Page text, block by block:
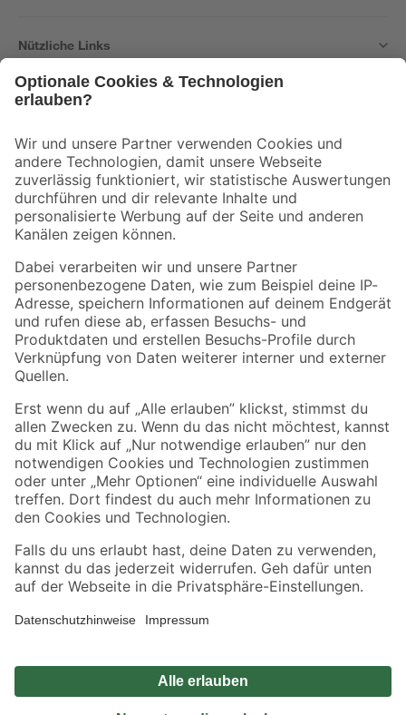
Nützliche Links
Der toom Newsletter: Keine Angebote und Aktionen mehr verpassen!
Zur Newsletter Anmeldung
Folge uns
Zahlungsarten Versandarten
Sicher einkaufen
Jetzt die toom-App herunterladen
Alle Preisangaben in EUR inkl. gesetzl. MwSt.. Die dargestellten Angebote sind unter
Umständen nicht in allen Märkten verfügbar. Die angegebenen Verfügbarkeiten beziehen
Produkte nur solange der Vorrat reicht.
*Paketversand ab 59 € versandkostenfrei, gilt nicht für Artikel mit Speditionsversand, hier
Privatsphäre Impressum
Nutzungsbedingungen
Widerrufsrecht
Vertrag widerrufen